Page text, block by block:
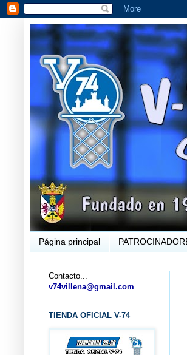
Página principal
Contacto...
v74villena@gmail.com
TIENDA OFICIAL V-74